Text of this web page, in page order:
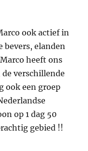
ook actief in
bevers, elanden
heeft ons
verschillende
ook een groep
op 1 dag 50
gebied !!